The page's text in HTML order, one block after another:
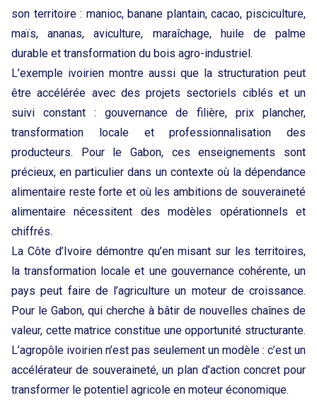
son territoire : manioc, banane plantain, cacao, pisciculture,
maïs, ananas, aviculture, maraîchage, huile de palme
durable et transformation du bois agro-industriel.
L’exemple ivoirien montre aussi que la structuration peut
être accélérée avec des projets sectoriels ciblés et un
suivi constant : gouvernance de filière, prix plancher,
transformation locale et professionnalisation des
producteurs. Pour le Gabon, ces enseignements sont
précieux, en particulier dans un contexte où la dépendance
alimentaire reste forte et où les ambitions de souveraineté
alimentaire nécessitent des modèles opérationnels et
chiffrés.
La Côte d’Ivoire démontre qu’en misant sur les territoires,
la transformation locale et une gouvernance cohérente, un
pays peut faire de l’agriculture un moteur de croissance.
Pour le Gabon, qui cherche à bâtir de nouvelles chaînes de
valeur, cette matrice constitue une opportunité structurante.
L’agropôle ivoirien n’est pas seulement un modèle : c’est un
accélérateur de souveraineté, un plan d’action concret pour
transformer le potentiel agricole en moteur économique.